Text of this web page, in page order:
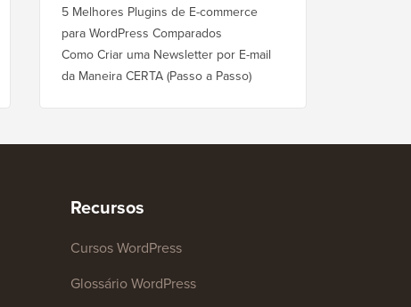
5 Melhores Plugins de E-commerce
para WordPress Comparados
Como Criar uma Newsletter por E-mail
da Maneira CERTA (Passo a Passo)
Recursos
Cursos WordPress
Glossário WordPress